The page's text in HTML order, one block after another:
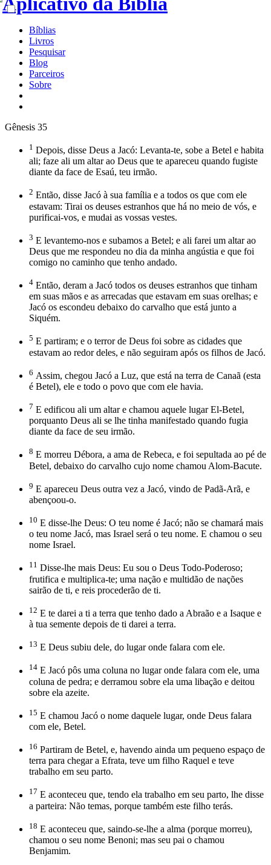
Bíblias
Livros
Pesquisar
Blog
Parceiros
Sobre
Gênesis 35
1 Depois, disse Deus a Jacó: Levanta-te, sobe a Betel e habita
ali; faze ali um altar ao Deus que te apareceu quando fugiste
diante da face de Esaú, teu irmão.
2 Então, disse Jacó à sua família e a todos os que com ele
estavam: Tirai os deuses estranhos que há no meio de vós, e
purificai-vos, e mudai as vossas vestes.
3 E levantemo-nos e subamos a Betel; e ali farei um altar ao
Deus que me respondeu no dia da minha angústia e que foi
comigo no caminho que tenho andado.
4 Então, deram a Jacó todos os deuses estranhos que tinham
em suas mãos e as arrecadas que estavam em suas orelhas; e
Jacó os escondeu debaixo do carvalho que está junto a
Siquém.
5 E partiram; e o terror de Deus foi sobre as cidades que
estavam ao redor deles, e não seguiram após os filhos de Jacó.
6 Assim, chegou Jacó a Luz, que está na terra de Canaã (esta
é Betel), ele e todo o povo que com ele havia.
7 E edificou ali um altar e chamou aquele lugar El-Betel,
porquanto Deus ali se lhe tinha manifestado quando fugia
diante da face de seu irmão.
8 E morreu Débora, a ama de Rebeca, e foi sepultada ao pé de
Betel, debaixo do carvalho cujo nome chamou Alom-Bacute.
9 E apareceu Deus outra vez a Jacó, vindo de Padã-Arã, e
abençoou-o.
10 E disse-lhe Deus: O teu nome é Jacó; não se chamará mais
o teu nome Jacó, mas Israel será o teu nome. E chamou o seu
nome Israel.
11 Disse-lhe mais Deus: Eu sou o Deus Todo-Poderoso;
frutifica e multiplica-te; uma nação e multidão de nações
sairão de ti, e reis procederão de ti.
12 E te darei a ti a terra que tenho dado a Abraão e a Isaque e
à tua semente depois de ti darei a terra.
13 E Deus subiu dele, do lugar onde falara com ele.
14 E Jacó pôs uma coluna no lugar onde falara com ele, uma
coluna de pedra; e derramou sobre ela uma libação e deitou
sobre ela azeite.
15 E chamou Jacó o nome daquele lugar, onde Deus falara
com ele, Betel.
16 Partiram de Betel, e, havendo ainda um pequeno espaço de
terra para chegar a Efrata, teve um filho Raquel e teve
trabalho em seu parto.
17 E aconteceu que, tendo ela trabalho em seu parto, lhe disse
a parteira: Não temas, porque também este filho terás.
18 E aconteceu que, saindo-se-lhe a alma (porque morreu),
chamou o seu nome Benoni; mas seu pai o chamou
Benjamim.